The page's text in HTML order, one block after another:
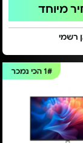
מיוחד
רשמי
1#הכי נמכר